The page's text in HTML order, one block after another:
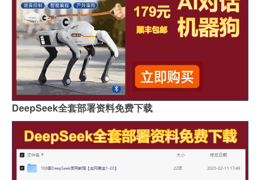
DeepSeek全套部署资料免费下载